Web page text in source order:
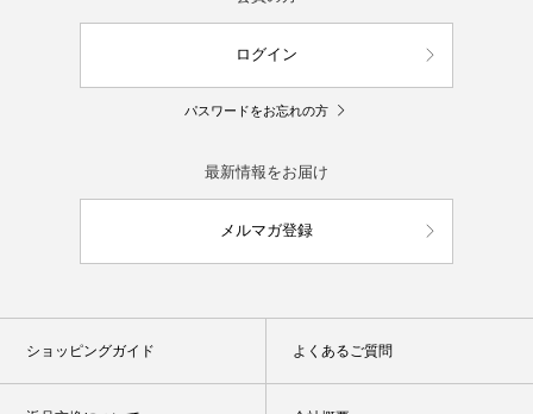
ログイン
パスワードをお忘れの方
最新情報をお届け
メルマガ登録
ショッピングガイド よくあるご質問